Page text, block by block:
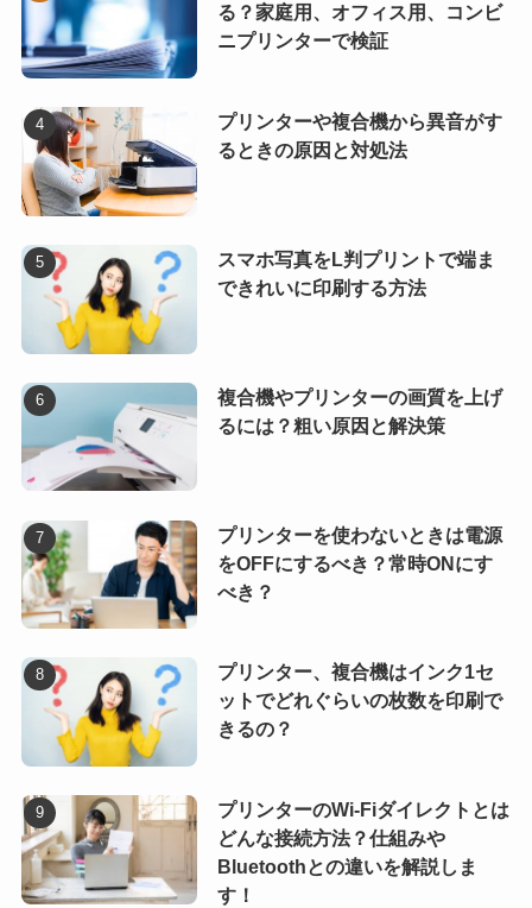
る？家庭用、オフィス用、コンビ
ニプリンターで検証
プリンターや複合機から異音がす
るときの原因と対処法
スマホ写真をL判プリントで端ま
できれいに印刷する方法
複合機やプリンターの画質を上げ
るには？粗い原因と解決策
プリンターを使わないときは電源
をOFFにするべき？常時ONにす
べき？
プリンター、複合機はインク1セ
ットでどれぐらいの枚数を印刷で
きるの？
プリンターのWi-Fiダイレクトとは
どんな接続方法？仕組みや
Bluetoothとの違いを解説しま
す！